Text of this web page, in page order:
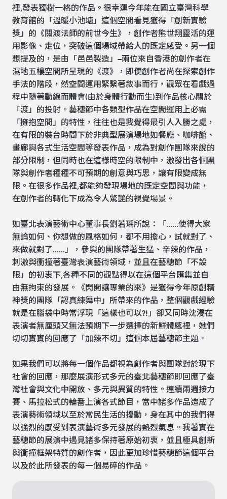
裡,發表獨樹一格的作品。很幸運今年能在國立臺灣科學
教育館的「溫暖小池塘」這個空間看見獲得「創新實驗
獎」的《關渡法師的前世今生》，創作者熊世翔靈活的運
用影像、走位，突破這個場域帶給人的既定感受。另一個
想提及的，是由「邑邑製造」–兩位來自香港的創作者在
濕地五樓空間所呈現的《渡》，即便創作者尚在探索創作
手法的階段，然空間運用緊繫著敘事而行，觀眾在看戲過
程中隨著動線而體會(由於身體行動而生)到作品核心關於
「渡」的投射。藝穗節中各類型作品在空間運用上必需
「擁抱空間」的特性，往往也是我覺得最引人入勝之處，
在有限的裝台時間下於非典型展演場地如餐廳、咖啡館、
畫廊與各式生活空間等發表作品，成為對創作團隊來說的
部分限制，但同時也在這樣時空的限制中，激發出各個團
隊與創作者種種不可預期的創意與巧思，讓有限變成無
限。在很多作品裡,都能夠發現場地的既定空間與功能，
在創作者的轉化下成為令人驚艷的視覺場景。
如臺北表演藝術中心董事長劉若瑀所說：「......使得大家
無論如何、你想做的風格如何，都不用擔心，試就對了、
來做就對了......」，參與的團隊帶著生猛、辛辣的作品，
刺激與衝撞著臺灣表演藝術領域，並且在藝穗節「不設
限」的初衷下,各種不同的觀點得以在這個平台匯集並自
由無拘束的發展。《閃開讓專業的來》是獲得今年原創精
神獎的團隊「認真練舞中」所帶來的作品，整個觀戲經驗
就是在腦袋中時常浮現「這樣也可以?!」卻又同時沈浸在
表演者無厘頭又無法預期下一步選擇的新鮮體感裡，她們
切切實實的回應了「加辣不切」這個本屆藝穗節主題。
如果我們可以將每一個作品都視為創作者與團隊對於現下
社會的回應，那麼展演形式多元的臺北藝穗節即回應了臺
灣社會與文化中開放、多元與異質的特性。連續兩週接力
賽、馬拉松式的輪番上演各式節目，當中諸多作品造成了
表演藝術領域以至於常民生活的擾動，身在其中的我們得
以強烈的感受到表演藝術多元發展的熱烈氣息。我著實在
藝穗節的展演中遇見諸多保持著原始初衷，並且極具創新
與衝撞框架特質的創作者，因此更加珍惜藝穗節這個平台
以及於此所發表的每一個易碎的作品。